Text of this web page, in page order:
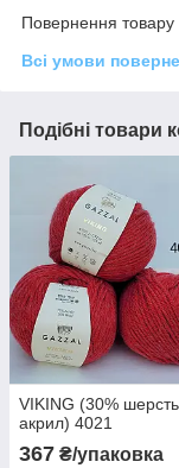
Повернення товару
Всі умови
Подібні товари
VIKING (30%
акрил) 4021
367 ₴/упаковка